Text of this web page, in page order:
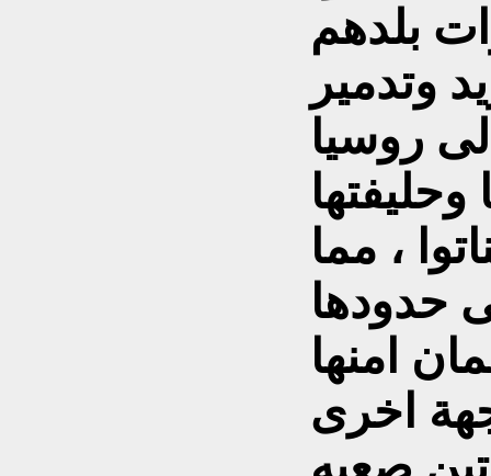
بلدهم
وتدمير
روسيا
، مما
حدودها
امنها